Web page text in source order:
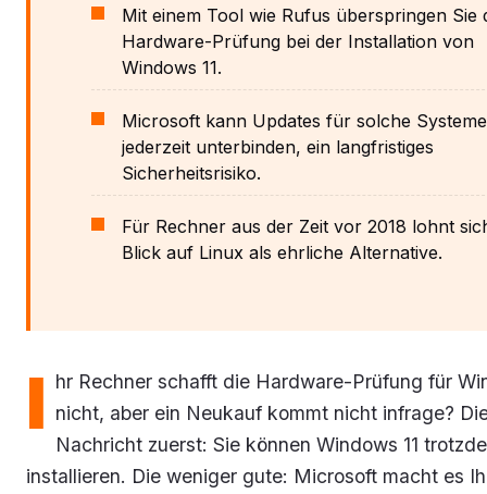
Mit einem Tool wie Rufus überspringen Sie
Hardware-Prüfung bei der Installation von
Windows 11.
Microsoft kann Updates für solche Systeme
jederzeit unterbinden, ein langfristiges
Sicherheitsrisiko.
Für Rechner aus der Zeit vor 2018 lohnt
Blick auf Linux als ehrliche Alternative.
I hr Rechner schafft die Hardware-Prüfung für
nicht, aber ein Neukauf kommt nicht infrage?
Nachricht zuerst: Sie können Windows 11
installieren. Die weniger gute: Microsoft macht es